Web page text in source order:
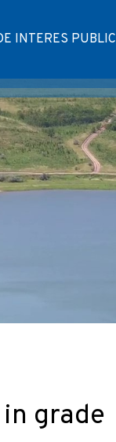
INTERES PUBLIC
grade